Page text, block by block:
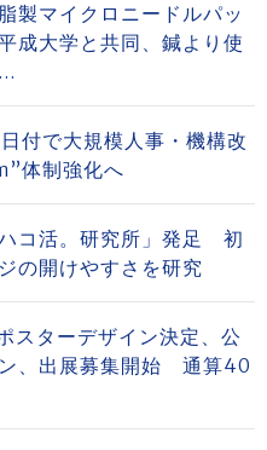
製マイクロニードルパッ
成大学と共同、鍼より使
付で大規模人事・機構改
体制強化へ
コ活。研究所」発足 初
の開けやすさを研究
スターデザイン決定、公
、出展募集開始 通算40